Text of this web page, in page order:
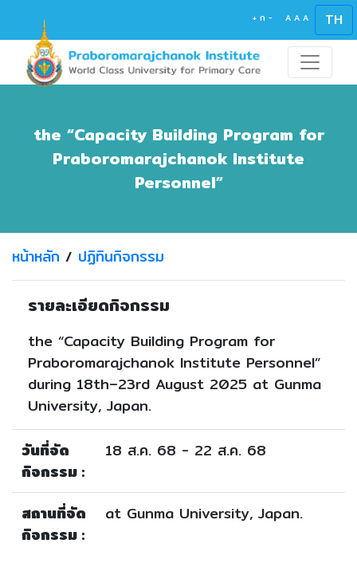
+ ก - A A A TH
the “Capacity Building Program for
Praboromarajchanok Institute
Personnel”
หน้าหลัก / ปฏิทินกิจกรรม
รายละเอียดกิจกรรม
the “Capacity Building Program for
Praboromarajchanok Institute Personnel”
during 18th–23rd August 2025 at Gunma
University, Japan.
วันที่จัด
กิจกรรม :
18 ส.ค. 68 - 22 ส.ค. 68
สถานที่จัด
กิจกรรม :
at Gunma University, Japan.